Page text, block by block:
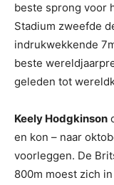
beste sprong voor
Stadium zweefde
indrukwekkende
beste
geleden tot
Keely Hodgkinson
en kon – naar
voorleggen. De
800m moest zich